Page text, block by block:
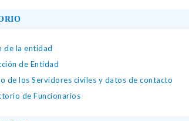
de la entidad
de Entidad
de los Servidores civiles y datos de contacto
de Funcionarios